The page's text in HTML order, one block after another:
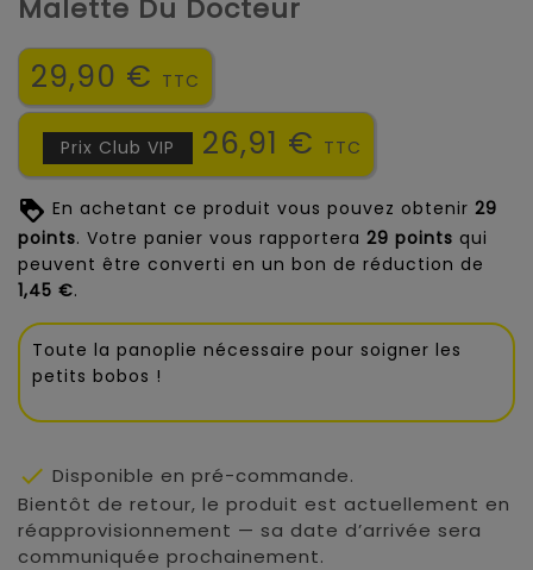
Malette Du Docteur
29,90 € TTC
Prix Club VIP 26,91 € TTC
En achetant ce produit vous pouvez obtenir 29
points. Votre panier vous rapportera 29 points qui
peuvent être converti en un bon de réduction de
1,45 €.
Toute la panoplie nécessaire pour soigner les
petits bobos !
 Disponible en pré-commande.
Bientôt de retour, le produit est actuellement en
réapprovisionnement — sa date d’arrivée sera
communiquée prochainement.